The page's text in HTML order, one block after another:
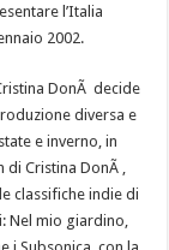
l’Italia
2002.
DonÃ decide
diversa e
e inverno, in
Cristina DonÃ ,
classifiche indie di
Nel mio giardino,